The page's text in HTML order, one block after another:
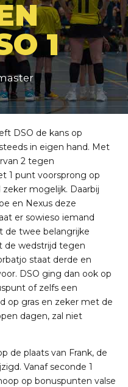
1
DSO de kans op
in eigen hand. Met
2 tegen
1 punt voorsprong op
mogelijk. Daarbij
en Nexus deze
er sowieso iemand
de twee belangrijke
de wedstrijd tegen
staat derde en
DSO ging dan ook op
of zelfs een
op gras en zeker met de
dagen, zal niet
de plaats van Frank, de
Vanaf seconde 1
op bonuspunten valse